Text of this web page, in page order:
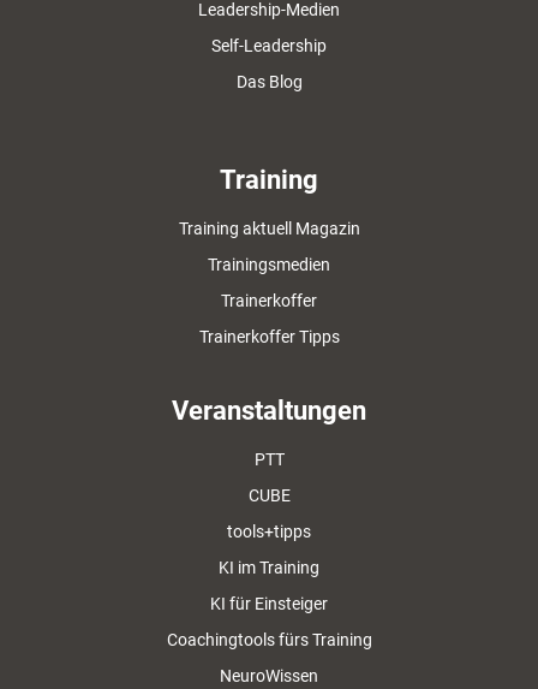
Leadership-Medien
Self-Leadership
Das Blog
Training
Training aktuell Magazin
Trainingsmedien
Trainerkoffer
Trainerkoffer Tipps
Veranstaltungen
PTT
CUBE
tools+tipps
KI im Training
KI für Einsteiger
Coachingtools fürs Training
NeuroWissen